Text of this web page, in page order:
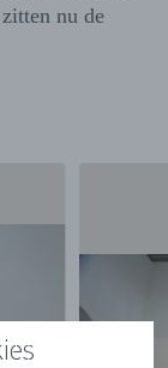
nu de